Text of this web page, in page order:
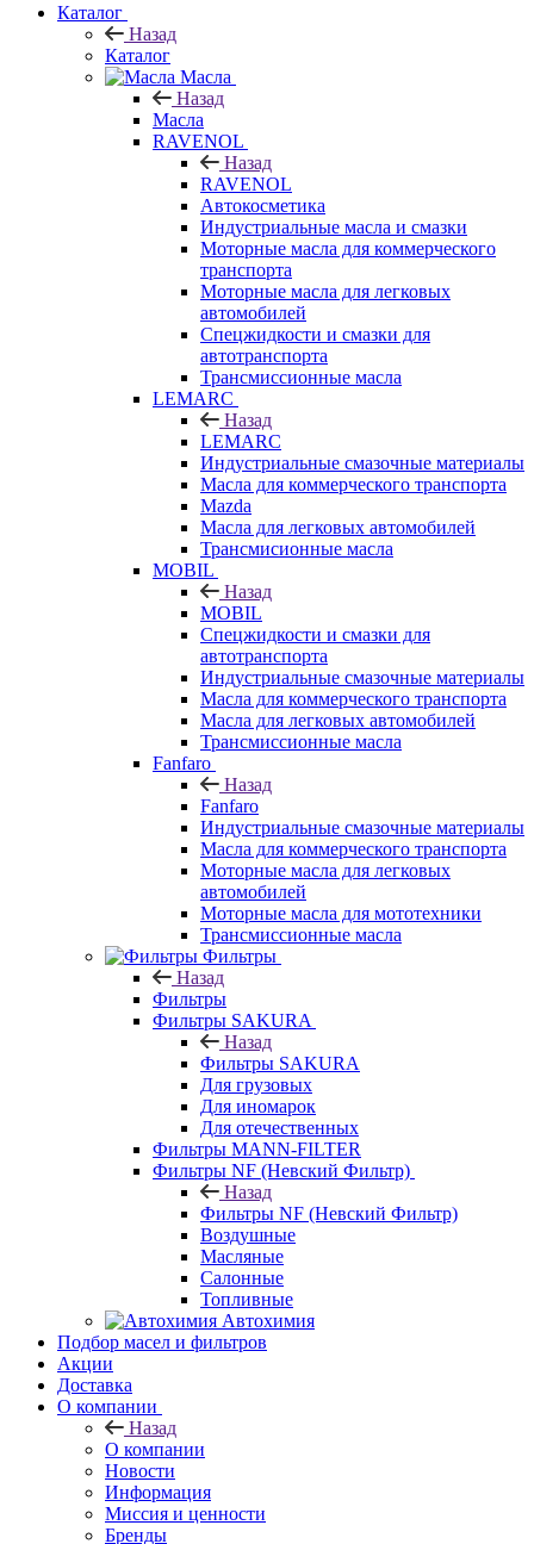
Каталог
Назад
Каталог
Масла
Назад
Масла
RAVENOL
Назад
RAVENOL
Автокосметика
Индустриальные масла и смазки
Моторные масла для коммерческого
транспорта
Моторные масла для легковых
автомобилей
Спецжидкости и смазки для
автотранспорта
Трансмиссионные масла
LEMARC
Назад
LEMARC
Индустриальные смазочные материалы
Масла для коммерческого транспорта
Mazda
Масла для легковых автомобилей
Трансмисионные масла
MOBIL
Назад
MOBIL
Cпецжидкости и смазки для
автотранспорта
Индустриальные смазочные материалы
Масла для коммерческого транспорта
Масла для легковых автомобилей
Трансмиссионные масла
Fanfaro
Назад
Fanfaro
Индустриальные смазочные материалы
Масла для коммерческого транспорта
Моторные масла для легковых
автомобилей
Моторные масла для мототехники
Трансмиссионные масла
Фильтры
Назад
Фильтры
Фильтры SAKURA
Назад
Фильтры SAKURA
Для грузовых
Для иномарок
Для отечественных
Фильтры MANN-FILTER
Фильтры NF (Невский Фильтр)
Назад
Фильтры NF (Невский Фильтр)
Воздушные
Масляные
Салонные
Топливные
Автохимия
Подбор масел и фильтров
Акции
Доставка
О компании
Назад
О компании
Новости
Информация
Миссия и ценности
Бренды